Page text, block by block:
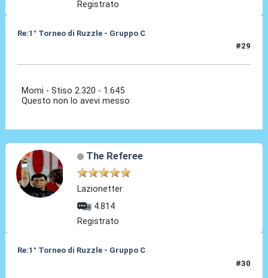
Registrato
Re:1° Torneo di Ruzzle - Gruppo C
#29
Momi - Stiso 2.320 - 1.645
Questo non lo avevi messo
The Referee
Lazionetter
4.814
Registrato
Re:1° Torneo di Ruzzle - Gruppo C
#30